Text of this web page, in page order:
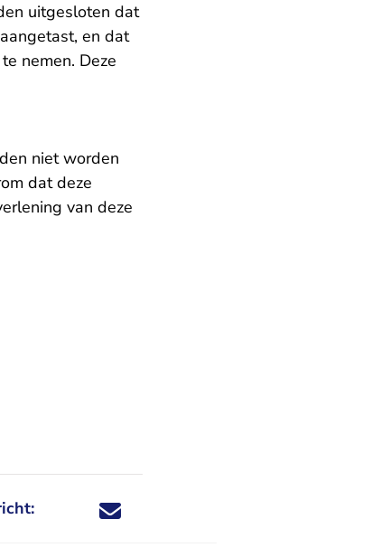
uitgesloten dat
en dat
nemen. Deze
niet worden
dat deze
van deze
Deel dit nieuwsbericht via X - U verlaat
Deel dit nieuwsbericht via Facebook - U
Deel dit nieuwsbericht via e-mail
Deel dit nieuwsbericht via LinkedIn - U